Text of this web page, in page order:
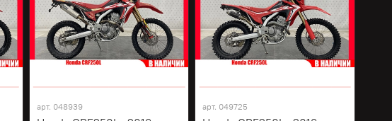
арт. 048939 арт. 049725